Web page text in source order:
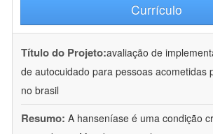
Currículo
Título do Projeto:avaliação de
de autocuidado para pessoas acometidas
no brasil
Resumo: A hanseníase é uma condição